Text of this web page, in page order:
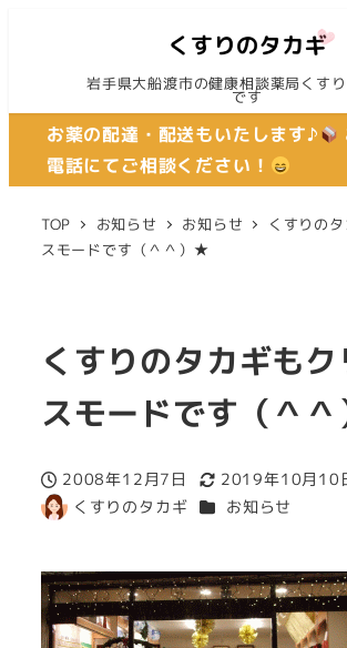
岩手県大船渡市の健康相談薬局くす
です
お薬の配達・配送もいたします♪
電話にてご相談ください！
TOP お知らせ お知らせ
くすりの
スモードです（＾＾）★
くすりのタカギも
スモードです（＾
投稿日
2008年12月7日
更新日
2019年10月10
著
くすりのタカギ カテゴリー
お知らせ